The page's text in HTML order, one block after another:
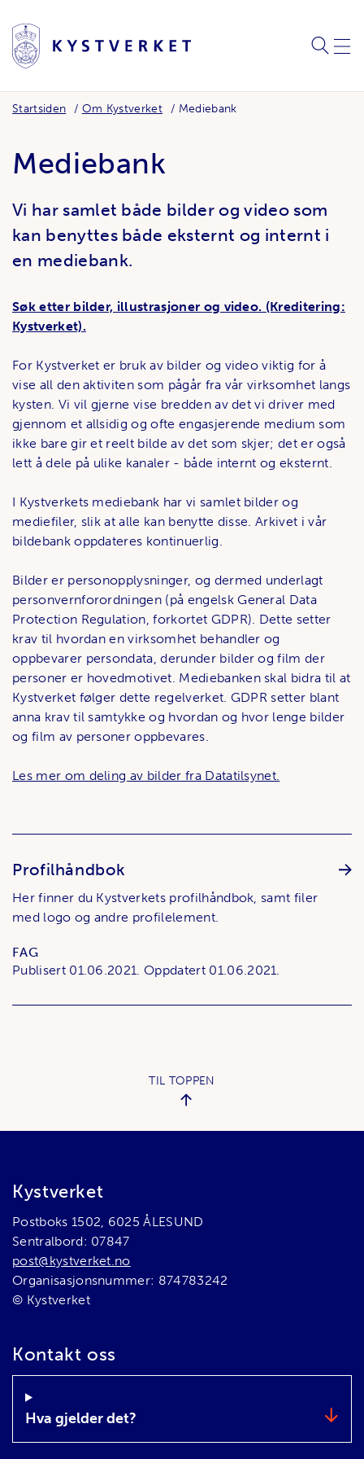
SØK
Startsiden Om Kystverket Mediebank
Mediebank
Vi har samlet både bilder og video som
kan benyttes både eksternt og internt i
en mediebank.
Søk etter bilder, illustrasjoner og video. (Kreditering:
Kystverket).
For Kystverket er bruk av bilder og video viktig for å
vise all den aktiviten som pågår fra vår virksomhet langs
kysten. Vi vil gjerne vise bredden av det vi driver med
gjennom et allsidig og ofte engasjerende medium som
ikke bare gir et reelt bilde av det som skjer; det er også
lett å dele på ulike kanaler - både internt og eksternt.
I Kystverkets mediebank har vi samlet bilder og
mediefiler, slik at alle kan benytte disse. Arkivet i vår
bildebank oppdateres kontinuerlig.
Bilder er personopplysninger, og dermed underlagt
personvernforordningen (på engelsk General Data
Protection Regulation, forkortet GDPR). Dette setter
krav til hvordan en virksomhet behandler og
oppbevarer persondata, derunder bilder og film der
personer er hovedmotivet. Mediebanken skal bidra til at
Kystverket følger dette regelverket. GDPR setter blant
anna krav til samtykke og hvordan og hvor lenge bilder
og film av personer oppbevares.
Les mer om deling av bilder fra Datatilsynet.
Profilhåndbok
Her finner du Kystverkets profilhåndbok, samt filer
med logo og andre profilelement.
FAG
Publisert 01.06.2021. Oppdatert 01.06.2021.
TIL TOPPEN
Bunnområde
Kystverket
Postboks 1502, 6025 ÅLESUND
Sentralbord: 07847
post@kystverket.no
Organisasjonsnummer: 874783242
© Kystverket
Kontakt oss
Hva gjelder det?